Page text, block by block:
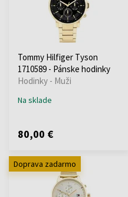
Tommy Hilfiger Tyson
1710589 - Pánske hodinky
Hodinky - Muži
Na sklade
80,00 €
Doprava zadarmo